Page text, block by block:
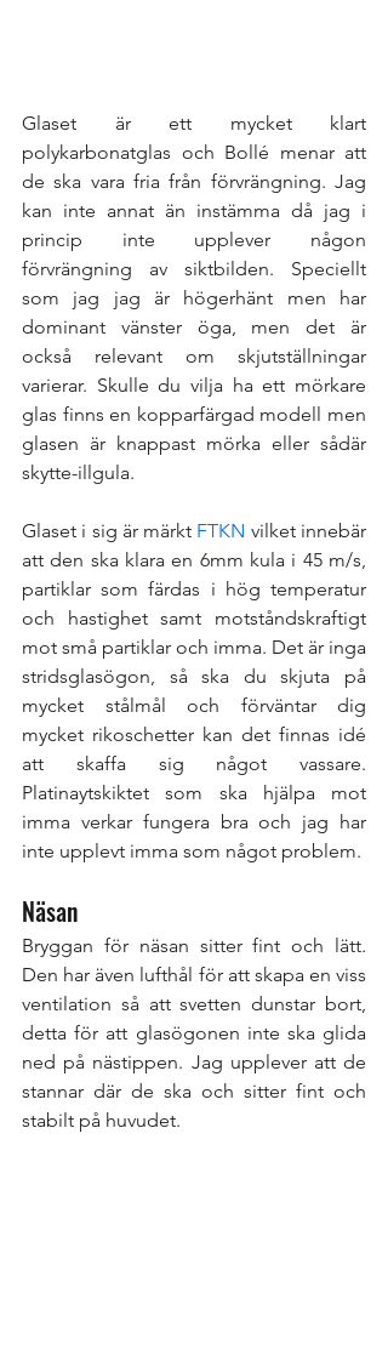
Glaset är ett mycket klart
polykarbonatglas och Bollé menar att
de ska vara fria från förvrängning. Jag
kan inte annat än instämma då jag i
princip inte upplever någon
förvrängning av siktbilden. Speciellt
som jag jag är högerhänt men har
dominant vänster öga, men det är
också relevant om skjutställningar
varierar. Skulle du vilja ha ett mörkare
glas finns en kopparfärgad modell men
glasen är knappast mörka eller sådär
skytte-illgula.
Glaset i sig är märkt FTKN vilket innebär
att den ska klara en 6mm kula i 45 m/s,
partiklar som färdas i hög temperatur
och hastighet samt motståndskraftigt
mot små partiklar och imma. Det är inga
stridsglasögon, så ska du skjuta på
mycket stålmål och förväntar dig
mycket rikoschetter kan det finnas idé
att skaffa sig något vassare.
Platinaytskiktet som ska hjälpa mot
imma verkar fungera bra och jag har
inte upplevt imma som något problem.
Näsan
Bryggan för näsan sitter fint och lätt.
Den har även lufthål för att skapa en viss
ventilation så att svetten dunstar bort,
detta för att glasögonen inte ska glida
ned på nästippen. Jag upplever att de
stannar där de ska och sitter fint och
stabilt på huvudet.